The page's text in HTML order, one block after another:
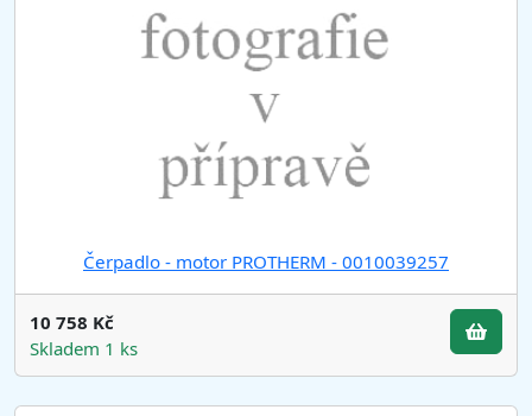
Čerpadlo - motor PROTHERM - 0010039257
10 758 Kč
Skladem 1 ks